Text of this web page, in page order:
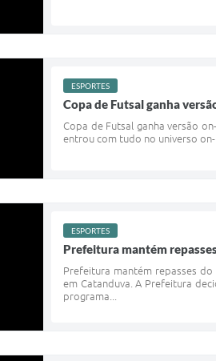
ESPORTES
Copa de Futsal ganha
Copa de Futsal ganha versão
entrou com tudo no universo
ESPORTES
Prefeitura mantém
Prefeitura mantém repasses
em Catanduva. A Prefeitura
programa...